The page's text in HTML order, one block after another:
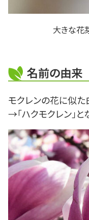
大きな花
名前の由来
モクレンの花に似た
→「ハクモクレン」と